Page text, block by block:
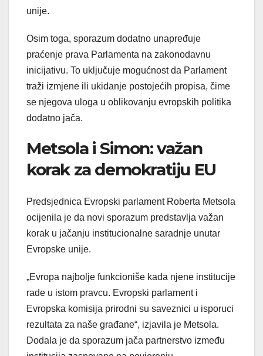
unije.
Osim toga, sporazum dodatno unapređuje
praćenje prava Parlamenta na zakonodavnu
inicijativu. To uključuje mogućnost da Parlament
traži izmjene ili ukidanje postojećih propisa, čime
se njegova uloga u oblikovanju evropskih politika
dodatno jača.
Metsola i Simon: važan
korak za demokratiju EU
Predsjednica Evropski parlament Roberta Metsola
ocijenila je da novi sporazum predstavlja važan
korak u jačanju institucionalne saradnje unutar
Evropske unije.
„Evropa najbolje funkcioniše kada njene institucije
rade u istom pravcu. Evropski parlament i
Evropska komisija prirodni su saveznici u isporuci
rezultata za naše građane“, izjavila je Metsola.
Dodala je da sporazum jača partnerstvo između